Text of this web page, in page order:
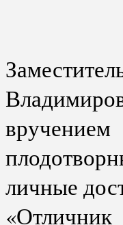
личные